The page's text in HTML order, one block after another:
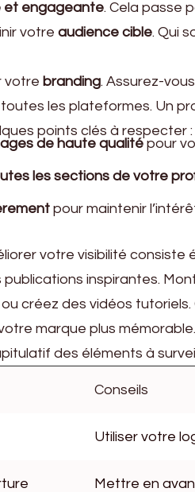
et engageante. Cela passe
votre audience cible. Qui
votre branding. Assurez-
les plateformes. Un
points clés à respecter :
de haute qualitépour
les sections de votre
pour maintenir
votre visibilité consiste
inspirantes.
créez des vidéos
marque plus mémorable.
des éléments à
Conseils
Utiliser votre
Mettre en